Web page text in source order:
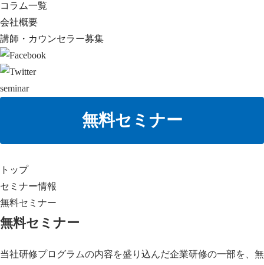
コラム一覧
会社概要
講師・カウンセラー募集
seminar
無料セミナー
トップ
セミナー情報
無料セミナー
無料セミナー
当社研修プログラムの内容を盛り込んだ企業研修の一部を、無